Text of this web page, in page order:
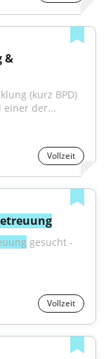
(kurz BPD)
einer der...
Vollzeit
gesucht -
Vollzeit